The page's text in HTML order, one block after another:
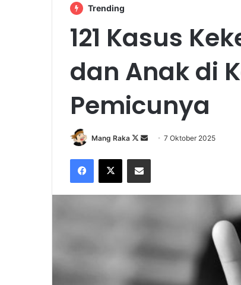
Trending
121 Kasus
dan Anak di
Pemicunya
Mang Raka
Follow
X
Send7 Oktober 2025
Facebook
X Share via Email